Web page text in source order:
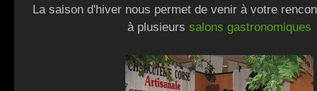
La saison d'hiver nous permet de venir à votre
à plusieurs salons gastronomiques